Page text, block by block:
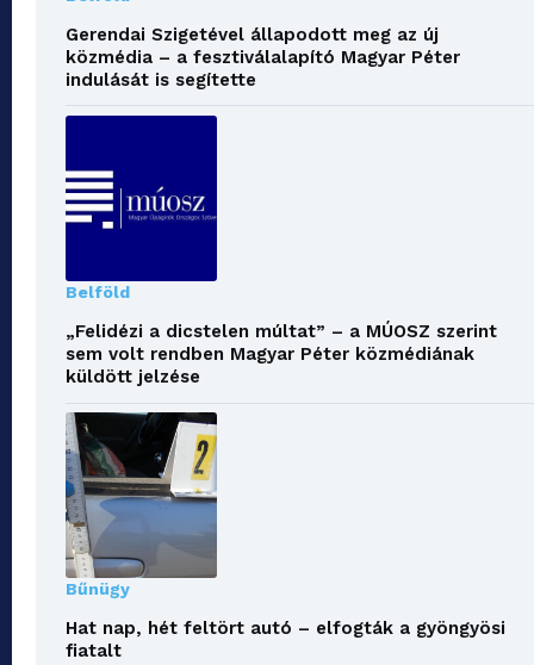
Gerendai Szigetével állapodott meg az új
közmédia – a fesztiválalapító Magyar Péter
indulását is segítette
Belföld
„Felidézi a dicstelen múltat” – a MÚOSZ szerint
sem volt rendben Magyar Péter közmédiának
küldött jelzése
Bűnügy
Hat nap, hét feltört autó – elfogták a gyöngyösi
fiatalt